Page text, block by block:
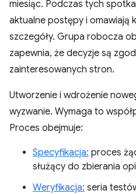
miesiąc. Podczas tych
aktualne postępy i omawiają
szczegóły. Grupa robocza
zapewnia, że decyzje są
zainteresowanych stron.
Utworzenie i wdrożenie
wyzwanie. Wymaga to
Proces obejmuje:
Specyfikacja: proces
służący do zbierania
Weryfikacja: seria